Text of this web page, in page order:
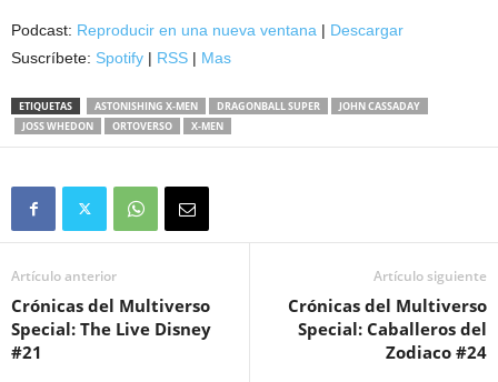
Podcast: Reproducir en una nueva ventana | Descargar
Suscríbete: Spotify | RSS | Mas
ETIQUETAS ASTONISHING X-MEN DRAGONBALL SUPER
JOHN CASSADAY
JOSS WHEDON
ORTOVERSO X-MEN
Artículo anterior
Crónicas del Multiverso
Special: The Live Disney
#21
Artículo siguiente
Crónicas del Multiverso
Special: Caballeros del
Zodiaco #24